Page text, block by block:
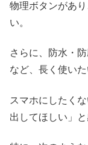
物理ボタンがあ
い。
さらに、防水・
など、長く使い
スマホにしたく
出してほしい」